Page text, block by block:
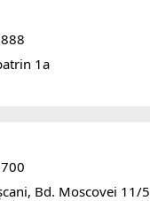
1a
Bd. Moscovei 11/5